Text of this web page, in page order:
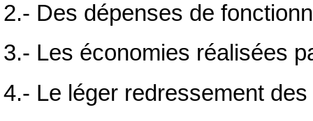
2.- Des dépenses de
3.- Les économies réalisées
4.- Le léger redressement